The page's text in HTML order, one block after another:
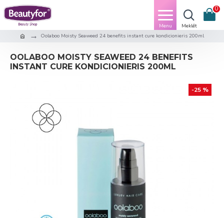
0
Oolaboo Moisty Seaweed 24 benefits instant cure kondicionieris 200ml
OOLABOO MOISTY SEAWEED 24 BENEFITS
INSTANT CURE KONDICIONIERIS 200ML
-25 %